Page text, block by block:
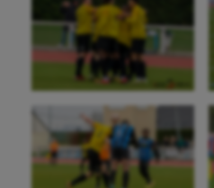
Danse
Equitation
Escalade
Escrime
Fitness